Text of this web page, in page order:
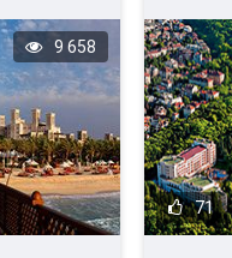
9 658
71